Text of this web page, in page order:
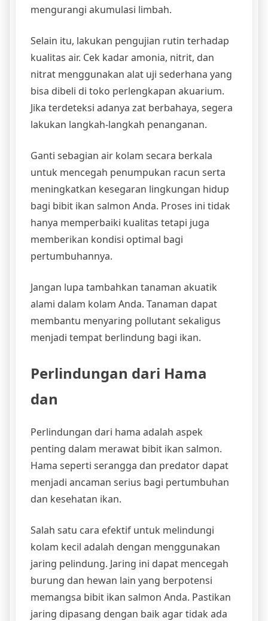
mengurangi akumulasi limbah.
Selain itu, lakukan pengujian rutin terhadap
kualitas air. Cek kadar amonia, nitrit, dan
nitrat menggunakan alat uji sederhana yang
bisa dibeli di toko perlengkapan akuarium.
Jika terdeteksi adanya zat berbahaya, segera
lakukan langkah-langkah penanganan.
Ganti sebagian air kolam secara berkala
untuk mencegah penumpukan racun serta
meningkatkan kesegaran lingkungan hidup
bagi bibit ikan salmon Anda. Proses ini tidak
hanya memperbaiki kualitas tetapi juga
memberikan kondisi optimal bagi
pertumbuhannya.
Jangan lupa tambahkan tanaman akuatik
alami dalam kolam Anda. Tanaman dapat
membantu menyaring pollutant sekaligus
menjadi tempat berlindung bagi ikan.
Perlindungan dari Hama
dan
Perlindungan dari hama adalah aspek
penting dalam merawat bibit ikan salmon.
Hama seperti serangga dan predator dapat
menjadi ancaman serius bagi pertumbuhan
dan kesehatan ikan.
Salah satu cara efektif untuk melindungi
kolam kecil adalah dengan menggunakan
jaring pelindung. Jaring ini dapat mencegah
burung dan hewan lain yang berpotensi
memangsa bibit ikan salmon Anda. Pastikan
jaring dipasang dengan baik agar tidak ada